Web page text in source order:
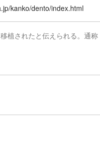
kanko/dento/index.html
植されたと伝えられる。通